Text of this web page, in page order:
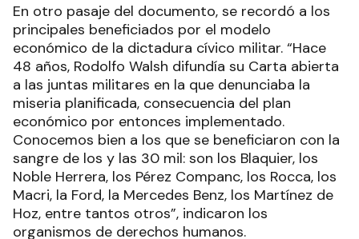
En otro pasaje del documento, se recordó a los
principales beneficiados por el modelo
económico de la dictadura cívico militar. “Hace
48 años, Rodolfo Walsh difundía su Carta abierta
a las juntas militares en la que denunciaba la
miseria planificada, consecuencia del plan
económico por entonces implementado.
Conocemos bien a los que se beneficiaron con la
sangre de los y las 30 mil: son los Blaquier, los
Noble Herrera, los Pérez Companc, los Rocca, los
Macri, la Ford, la Mercedes Benz, los Martínez de
Hoz, entre tantos otros”, indicaron los
organismos de derechos humanos.